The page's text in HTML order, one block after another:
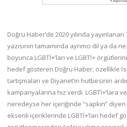
Doğru Haber’de 2020 yılında
yazısının tamamında ayrımcı dil ya da
boyunca LGBTİ+’ları ve LGBTİ+
hedef gösteren Doğru Haber, özellikle
tartışmaları ve Diyanet’in hutbesinin
kampanyalarına hız verdi. LGBTİ+’lara
neredeyse her içeriğinde “sapkın” diyen
eksenli içeriklerinde LGBTİ+’ları hedef